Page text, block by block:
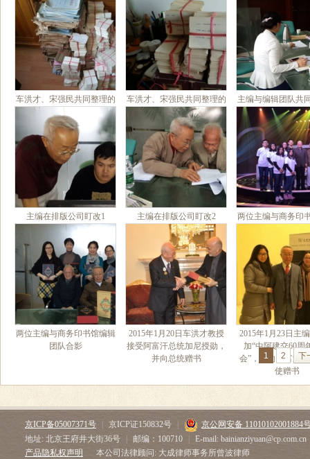
车洪才、宋强民共同整理的
车洪才、宋强民共同整理的
十万余张卡片2
主编与编辑团队共
稿1
主编在排版公司盯改1 主编在排版公司盯改2
两位主编与商务印
两位主编与商务印书馆编辑
团队合影
2015年1月20日车洪才教授
接受阿富汗总统加尼授勋，
并向总统赠书
2015年1月23日主
加“中阿建交60周
会”，并向阿富汗
使赠书
1 2 下
京ICP备05007371号 京ICP证150832号
京公网安备 11010102001884
地址: 北京王府井大街36号
邮编：100710
E-mail: bainianziyuan@cp.com.cn
产品隐私权声明
本公司法律顾问: 大成律师事务所曾波律师